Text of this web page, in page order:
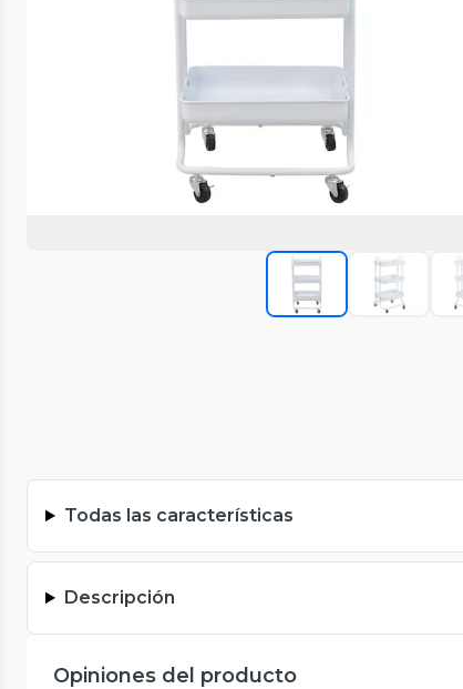
Todas las características
Descripción
Opiniones del producto